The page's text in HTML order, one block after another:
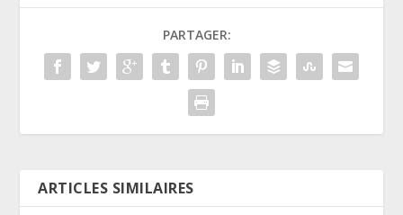
PARTAGER:
ARTICLES SIMILAIRES